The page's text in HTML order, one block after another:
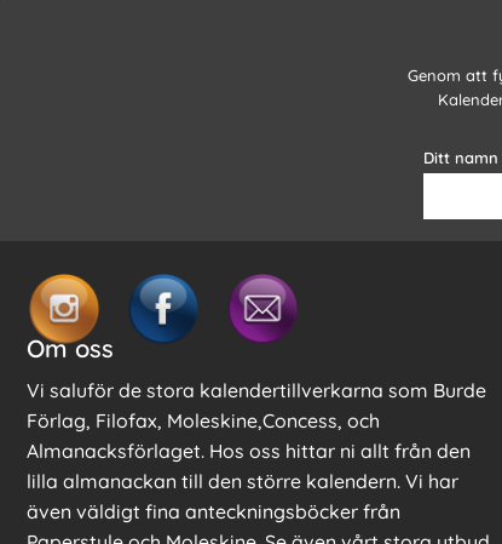
Genom att
Ditt namn
Om oss
Vi saluför de stora kalendertillverkarna som Burde
Förlag, Filofax, Moleskine,Concess, och
Almanacksförlaget. Hos oss hittar ni allt från den
lilla almanackan till den större kalendern. Vi har
även väldigt fina anteckningsböcker från